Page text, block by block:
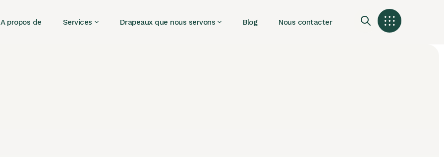
A propos de Services Drapeaux que nous servons Blog Nous contacter